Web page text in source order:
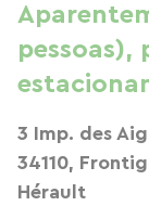
pessoas),
3 Imp. des
34110,
Hérault